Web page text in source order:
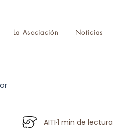
La Asociación Noticias
AITI 1 min de lectura